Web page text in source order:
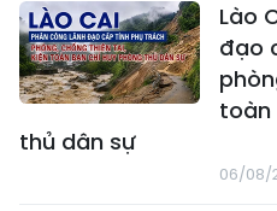
Lào
đạo
toàn
thủ dân sự
06/08/